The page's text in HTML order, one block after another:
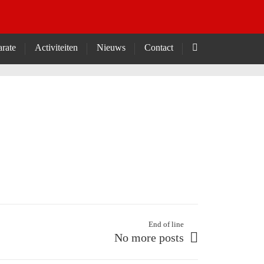
Activiteiten Nieuws Contact
End of line
No more posts